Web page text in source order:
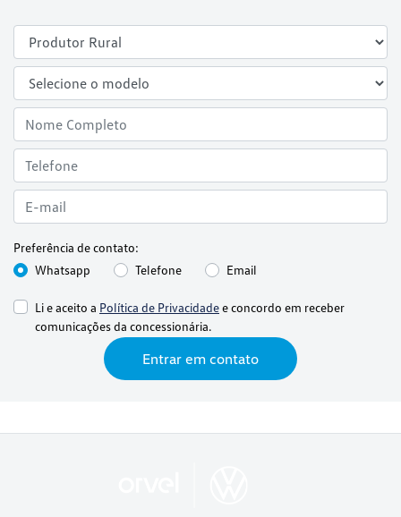
Preferência de contato:
Whatsapp
Telefone Email
Li e aceito a Política de Privacidadee concordo em receber
comunicações da concessionária.
Entrar em contato